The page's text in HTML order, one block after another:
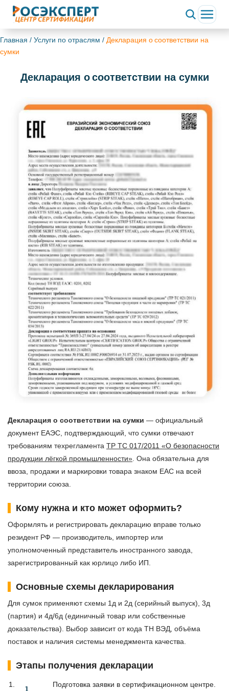
Главная / Услуги по отраслям / Декларация о соответствии на
сумки
Декларация о соответствии на сумки
Декларация о соответствии на сумки — официальный
документ ЕАЭС, подтверждающий, что сумки отвечают
требованиям техрегламента ТР ТС 017/2011 «О безопасности
продукции лёгкой промышленности» . Она обязательна для
ввоза, продажи и маркировки товара знаком EAC на всей
территории союза.
Кому нужна и кто может оформить?
Оформлять и регистрировать декларацию вправе только
резидент РФ — производитель, импортер или
уполномоченный представитель иностранного завода,
зарегистрированный как юрлицо либо ИП.
Основные схемы декларирования
Для сумок применяют схемы 1д и 2д (серийный выпуск), 3д
(партия) и 4д/6д (единичный товар или собственные
доказательства). Выбор зависит от кода ТН ВЭД, объёма
поставок и наличия системы менеджмента качества.
Этапы получения декларации
Подготовка заявки в сертификационном центре.